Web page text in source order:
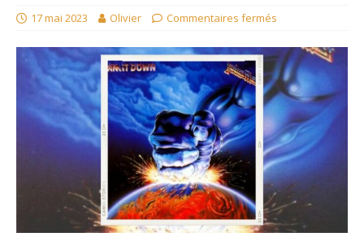
17 mai 2023 Olivier Commentaires fermés